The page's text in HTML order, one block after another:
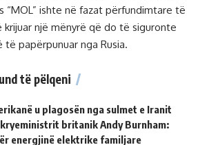
“MOL” ishte në fazat përfundimtare të
një mënyrë që do të siguronte
të papërpunuar nga Rusia.
të pëlqeni
u plagosën nga sulmet e Iranit
britanik Andy Burnham:
energjinë elektrike familjare